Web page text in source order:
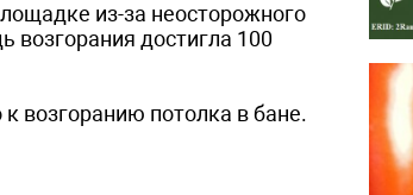
из-за неосторожного
достигла 100
возгоранию потолка в бане.